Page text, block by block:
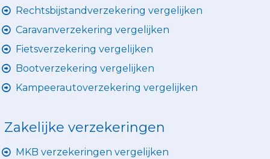
Rechtsbijstandverzekering vergelijken
Caravanverzekering vergelijken
Fietsverzekering vergelijken
Bootverzekering vergelijken
Kampeerautoverzekering vergelijken
Zakelijke verzekeringen
MKB verzekeringen vergelijken